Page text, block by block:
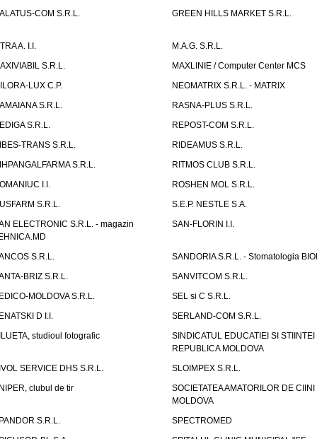
COM S.R.L.
GREEN HILLS MARKET S.R.L.
A. I.I.
M.A.G. S.R.L.
S.R.L.
MAXLINIE / Computer Center MCS
LUX C.P.
NEOMATRIX S.R.L. - MATRIX
S.R.L.
RASNA-PLUS S.R.L.
S.R.L.
REPOST-COM S.R.L.
TRANS S.R.L.
RIDEAMUS S.R.L.
S.R.L.
RITMOS CLUB S.R.L.
I.I.
ROSHEN MOL S.R.L.
S.R.L.
S.E.P. NESTLE S.A.
ELECTRONIC S.R.L. - magazin
SAN-FLORIN I.I.
S.R.L.
SANDORIA S.R.L. - Stomatologia
BRIZ S.R.L.
SANVITCOM S.R.L.
MOLDOVA S.R.L.
SEL si C S.R.L.
D I.I.
SERLAND-COM S.R.L.
studioul fotografic
SINDICATUL EDUCATIEI SI STIINTEI
REPUBLICA MOLDOVA
SERVICE DHS S.R.L.
SLOIMPEX S.R.L.
clubul de tir
SOCIETATEA AMATORILOR DE CIINI
MOLDOVA
S.R.L.
SPECTROMED